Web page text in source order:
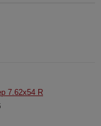
7.62х54 R